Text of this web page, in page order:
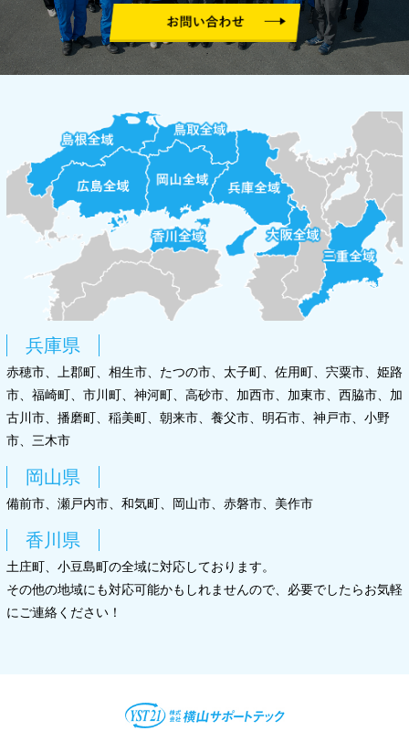
兵庫県
赤穂市、上郡町、相生市、たつの市、太子町、佐用町、宍粟市、姫路
市、福崎町、市川町、神河町、高砂市、加西市、加東市、西脇市、加
古川市、播磨町、稲美町、朝来市、養父市、明石市、神戸市、小野
市、三木市
岡山県
備前市、瀬戸内市、和気町、岡山市、赤磐市、美作市
香川県
土庄町、小豆島町の全域に対応しております。
その他の地域にも対応可能かもしれませんので、必要でしたらお気軽
にご連絡ください！